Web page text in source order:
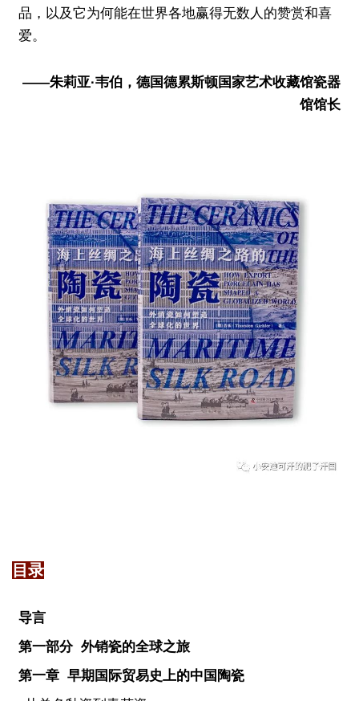
品，以及它为何能在世界各地赢得无数人的赞赏和喜
爱。
——朱莉亚·韦伯，德国德累斯顿国家艺术收藏馆瓷器
馆馆长
目录
导言
第一部分 外销瓷的全球之旅
第一章 早期国际贸易史上的中国陶瓷